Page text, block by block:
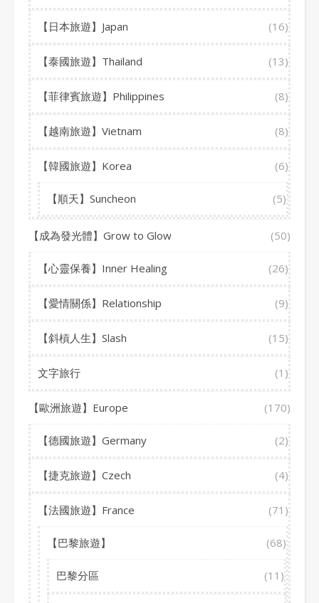
【日本旅遊】Japan (16)
【泰國旅遊】Thailand (13)
【菲律賓旅遊】Philippines (8)
【越南旅遊】Vietnam (8)
【韓國旅遊】Korea (6)
【順天】Suncheon (5)
【成為發光體】Grow to Glow (50)
【心靈保養】Inner Healing (26)
【愛情關係】Relationship (9)
【斜槓人生】Slash (15)
文字旅行 (1)
【歐洲旅遊】Europe (170)
【德國旅遊】Germany (2)
【捷克旅遊】Czech (4)
【法國旅遊】France (71)
【巴黎旅遊】 (68)
巴黎分區 (11)